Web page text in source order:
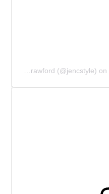
Jennifer Crawford (@jencstyle) on